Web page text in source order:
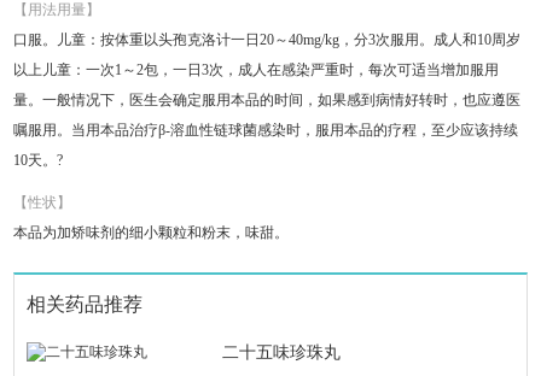
【用法用量】
口服。儿童：按体重以头孢克洛计一日20～40mg/kg，分3次服用。成人和10周岁
以上儿童：一次1～2包，一日3次，成人在感染严重时，每次可适当增加服用
量。一般情况下，医生会确定服用本品的时间，如果感到病情好转时，也应遵医
嘱服用。当用本品治疗β-溶血性链球菌感染时，服用本品的疗程，至少应该持续
10天。?
【性状】
本品为加矫味剂的细小颗粒和粉末，味甜。
相关药品推荐
二十五味珍珠丸